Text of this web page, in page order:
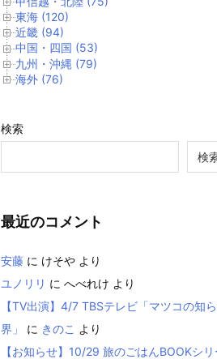
東海 (120)
近畿 (94)
中国・四国 (53)
九州・沖縄 (79)
海外 (76)
検索
検
最近のコメント
安藤 に けそや より
ユノリリ に へべれけ より
【TV出演】4/7 TBSテレビ「マツコの知
界」
に きのこ より
【お知らせ】10/29 旅のごはんBOOKシ